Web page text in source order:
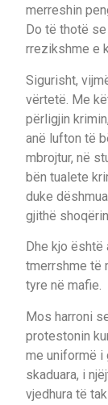
merreshin
Do të thotë
rrezikshme e
Sigurisht,
vërtetë. Me
përligjin
anë lufton të
mbrojtur, në
bën tualete
duke
gjithë
Dhe kjo
tmerrshme të
tyre në mafie.
Mos harroni
protestonin
me uniformë i
skaduara, i
vjedhura të